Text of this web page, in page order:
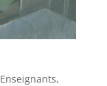
Enseignants,